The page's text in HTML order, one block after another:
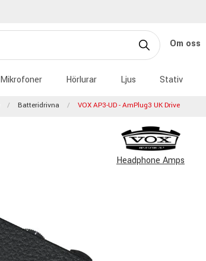
Om oss
Mikrofoner Hörlurar Ljus Stativ
Batteridrivna VOX AP3-UD - AmPlug3 UK Drive
Headphone Amps